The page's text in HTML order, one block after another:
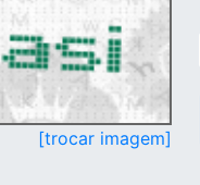
[trocar imagem]